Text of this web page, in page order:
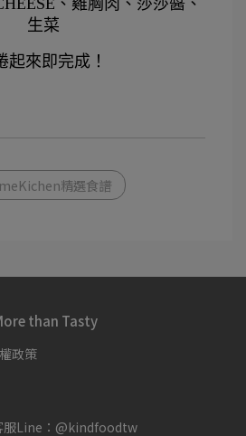
、雞胸肉、莎莎醬、
生菜
起來即完成！
精選食譜
than Tasty
政策
服Line：@kindfoodtw